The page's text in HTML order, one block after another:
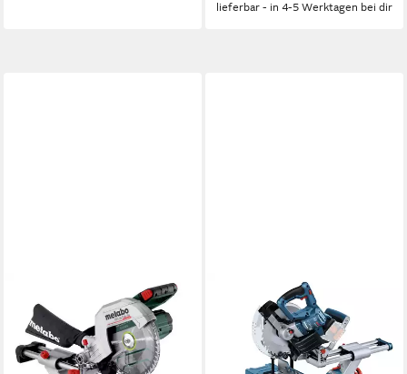
lieferbar - in 4-5 Werktagen bei dir